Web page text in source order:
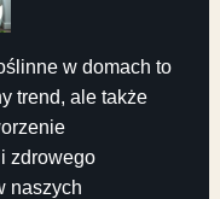
w domach to
trend, ale także
zdrowego
naszych